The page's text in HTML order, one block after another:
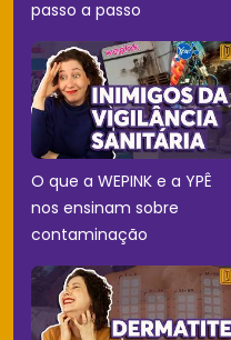
passo a passo
O que a WEPINK e a YPÊ
nos ensinam sobre
contaminação